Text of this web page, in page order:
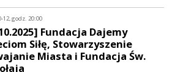
12, godz. 20:00
Fundacja Dajemy
Siłę, Stowarzyszenie
Miasta i Fundacja Św.